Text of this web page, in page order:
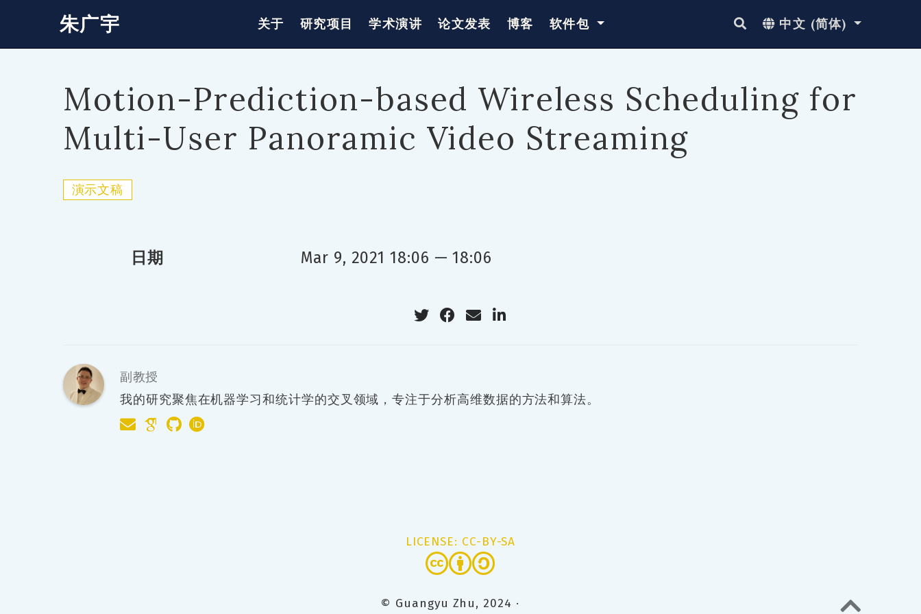
朱广宇 关于 研究项目 学术演讲 论文发表 博客 软件包 中文 (简体)
Motion-Prediction-based Wireless Scheduling for
Multi-User Panoramic Video Streaming
演示文稿
日期 Mar 9, 2021 18:06 — 18:06
副教授
我的研究聚焦在机器学习和统计学的交叉领域，专注于分析高维数据的方法和算法。
LICENSE: CC-BY-SA
© Guangyu Zhu, 2024 ·